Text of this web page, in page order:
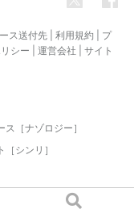
ス送付先 利用規約
プ
シー 運営会社
サイト
ス［ナゾロジー］
シンリ］